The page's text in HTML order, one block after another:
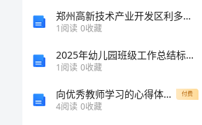
郑州高新技术产业开发区利多宝知识产权运营管理有限公司介绍企业发展分析报告
1阅读 0收藏
2025年幼儿园班级工作总结标准范文
1阅读 0收藏
向优秀教师学习的心得体会模板 付费
4阅读 0收藏